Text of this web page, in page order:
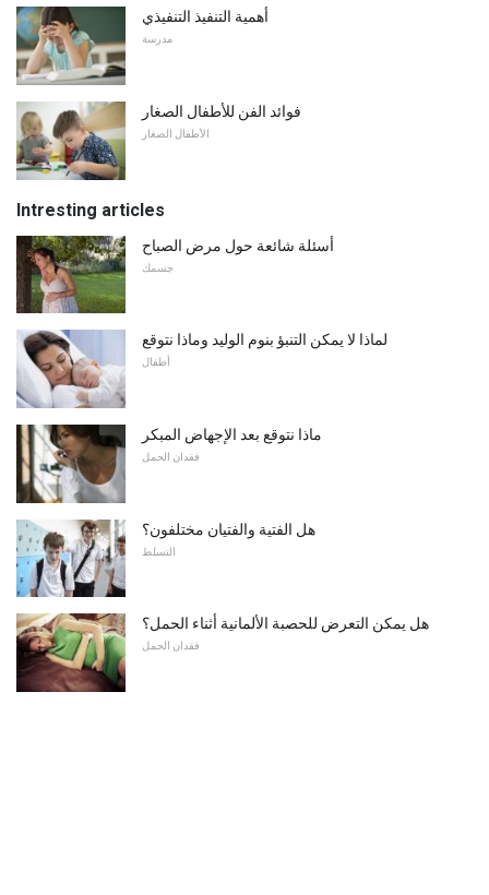
أهمية التنفيذ التنفيذي
مدرسة
فوائد الفن للأطفال الصغار
الأطفال الصغار
Intresting articles
أسئلة شائعة حول مرض الصباح
جسمك
لماذا لا يمكن التنبؤ بنوم الوليد وماذا نتوقع
أطفال
ماذا نتوقع بعد الإجهاض المبكر
فقدان الحمل
هل الفتية والفتيان مختلفون؟
التسلط
هل يمكن التعرض للحصبة الألمانية أثناء الحمل؟
فقدان الحمل